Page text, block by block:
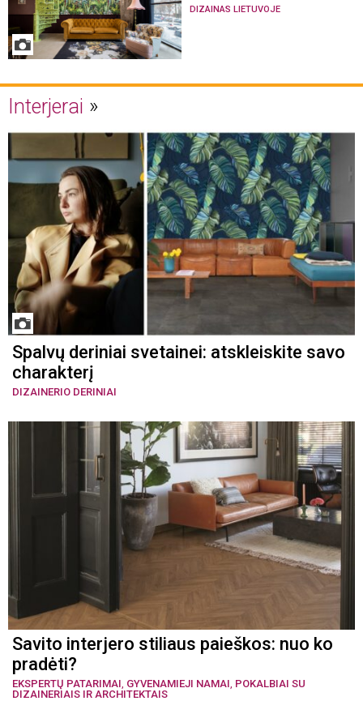
DIZAINAS LIETUVOJE
Interjerai
Spalvų deriniai svetainei: atskleiskite savo
charakterį
DIZAINERIO DERINIAI
Savito interjero stiliaus paieškos: nuo ko
pradėti?
EKSPERTŲ PATARIMAI GYVENAMIEJI NAMAI POKALBIAI SU
DIZAINERIAIS IR ARCHITEKTAIS